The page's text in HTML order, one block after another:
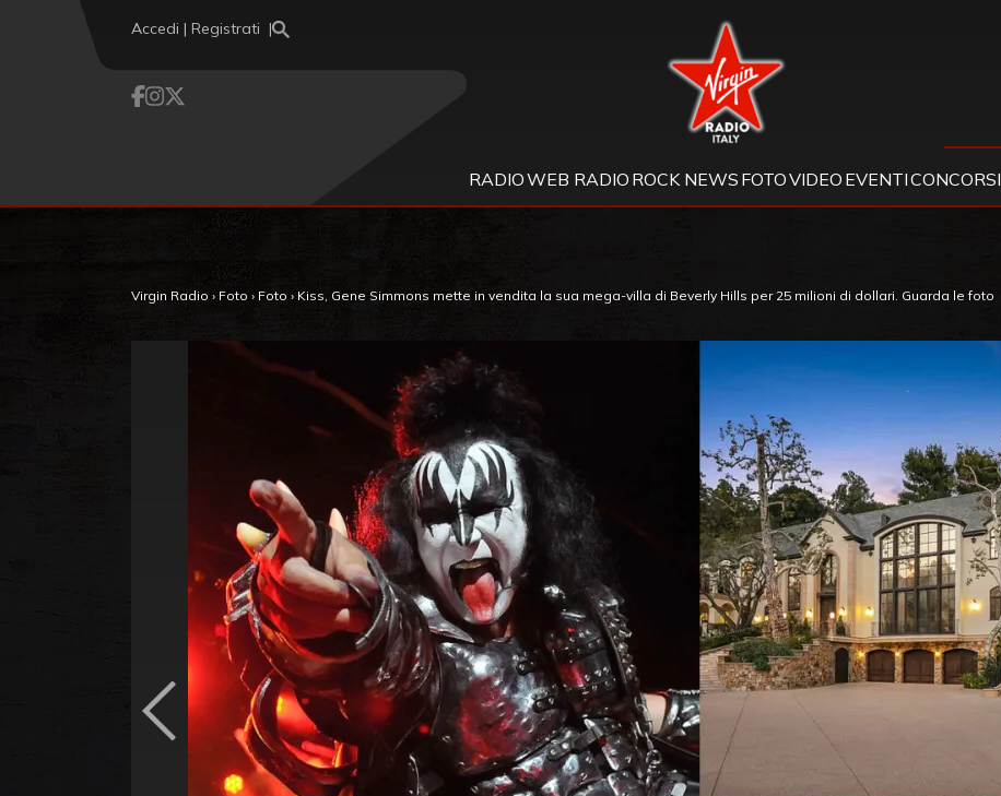
Accedi | Registrati Virgin Radio
RADIOWEB RADIO ROCK NEWS FOTOVIDEO EVENTICONCORSI
Virgin Radio › Foto › Foto › Kiss, Gene Simmons mette in vendita la sua mega-villa di Beverly Hills per 25 milioni di dollari. Guarda le foto